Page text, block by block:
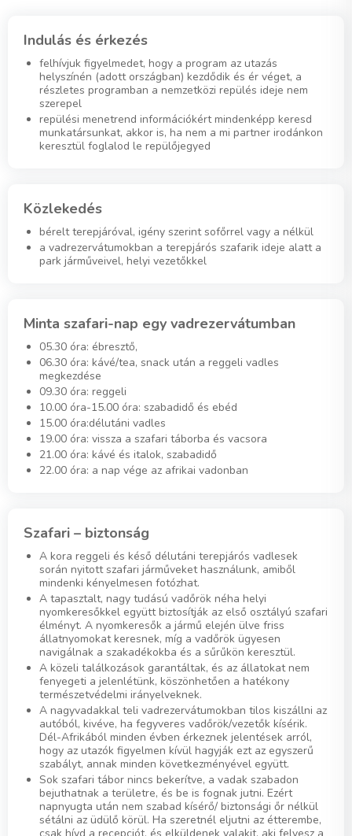
Indulás és érkezés
felhívjuk figyelmedet, hogy a program az utazás
helyszínén (adott országban) kezdődik és ér véget, a
részletes programban a nemzetközi repülés ideje nem
szerepel
repülési menetrend információkért mindenképp keresd
munkatársunkat, akkor is, ha nem a mi partner irodánkon
keresztül foglalod le repülőjegyed
Közlekedés
bérelt terepjáróval, igény szerint sofőrrel vagy a nélkül
a vadrezervátumokban a terepjárós szafarik ideje alatt a
park járműveivel, helyi vezetőkkel
Minta szafari-nap egy vadrezervátumban
05.30 óra: ébresztő,
06.30 óra: kávé/tea, snack után a reggeli vadles
megkezdése
09.30 óra: reggeli
10.00 óra-15.00 óra: szabadidő és ebéd
15.00 óra:délutáni vadles
19.00 óra: vissza a szafari táborba és vacsora
21.00 óra: kávé és italok, szabadidő
22.00 óra: a nap vége az afrikai vadonban
Szafari – biztonság
A kora reggeli és késő délutáni terepjárós vadlesek
során nyitott szafari járműveket használunk, amiből
mindenki kényelmesen fotózhat.
A tapasztalt, nagy tudású vadőrök néha helyi
nyomkeresőkkel együtt biztosítják az első osztályú szafari
élményt. A nyomkeresők a jármű elején ülve friss
állatnyomokat keresnek, míg a vadőrök ügyesen
navigálnak a szakadékokba és a sűrűkön keresztül.
A közeli találkozások garantáltak, és az állatokat nem
fenyegeti a jelenlétünk, köszönhetően a hatékony
természetvédelmi irányelveknek.
A nagyvadakkal teli vadrezervátumokban tilos kiszállni az
autóból, kivéve, ha fegyveres vadőrök/vezetők kísérik.
Dél-Afrikából minden évben érkeznek jelentések arról,
hogy az utazók figyelmen kívül hagyják ezt az egyszerű
szabályt, annak minden következményével együtt.
Sok szafari tábor nincs bekerítve, a vadak szabadon
bejuthatnak a területre, és be is fognak jutni. Ezért
napnyugta után nem szabad kísérő/ biztonsági őr nélkül
sétálni az üdülő körül. Ha szeretnél eljutni az étterembe,